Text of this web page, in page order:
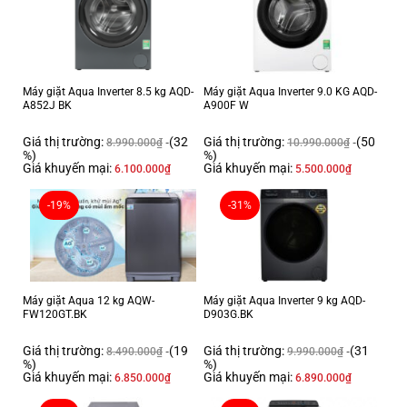
Hiệu suất sử dụng điện:
3.9 Wh/kg
DD Inverter
Công nghệ giặt
Chương trình:
Lưu hương+
Giặt AI Đồ cottonGiặt nhẹGiặt nhanh 15 phút
Giặt ga giường
Công nghệ giặt:
Aroma lưu hương thơm
Mâm giặt kháng khuẩn ABTLồng giặt Pillow
Bảng điều khiển và Tiện ích
Song ngữ Anh – Việt nút nhấn có màn hình hiển thị
Tự ngắt nguồn điệnTự khởi động lại khi có điệnKhóa trẻ emHộp đánh
tan bột giặt TurboX
Thông tin lắp đặt
Máy giặt Aqua Inverter 8.5 kg AQD-
A852J BK
Giá thị trường: 8.990.000₫ (32
%)
Giá khuyến mại: 6.100.000₫
Máy giặt Aqua Inverter 9.0 KG AQD-
A900F W
Giá thị trường: 10.990.000₫ (50
%)
Giá khuyến mại: 5.500.000₫
-19%
Máy giặt Aqua 12 kg AQW-
FW120GT.BK
Giá thị trường: 8.490.000₫ (19
%)
Giá khuyến mại: 6.850.000₫
-31%
Máy giặt Aqua Inverter 9 kg AQD-
D903G.BK
Giá thị trường: 9.990.000₫ (31
%)
Giá khuyến mại: 6.890.000₫